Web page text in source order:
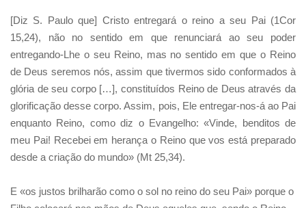
[Diz S. Paulo que] Cristo entregará o reino a seu Pai (1Cor
15,24), não no sentido em que renunciará ao seu poder
entregando-Lhe o seu Reino, mas no sentido em que o Reino
de Deus seremos nós, assim que tivermos sido conformados à
glória de seu corpo […], constituídos Reino de Deus através da
glorificação desse corpo. Assim, pois, Ele entregar-nos-á ao Pai
enquanto Reino, como diz o Evangelho: «Vinde, benditos de
meu Pai! Recebei em herança o Reino que vos está preparado
desde a criação do mundo» (Mt 25,34).
E «os justos brilharão como o sol no reino do seu Pai» porque o